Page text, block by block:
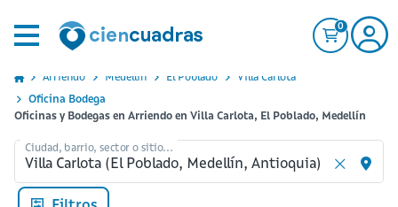
0
Arriendo Medellin El Poblado
Villa Carlota
Oficina Bodega
Oficinas y Bodegas en Arriendo en Villa Carlota, El Poblado, Medellín
Ciudad, barrio, sector o sitio...